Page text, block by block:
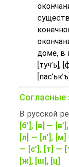
доме, в
[туч’ь],
Согласные
В русской
[б’], [в] —
[л] — [л’], [м]
— [с’], [т] —
[ж], [ш], [ц]